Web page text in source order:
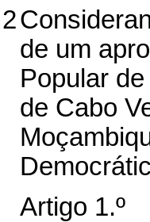
2
de um
Popular
de Cabo
Artigo 1.º